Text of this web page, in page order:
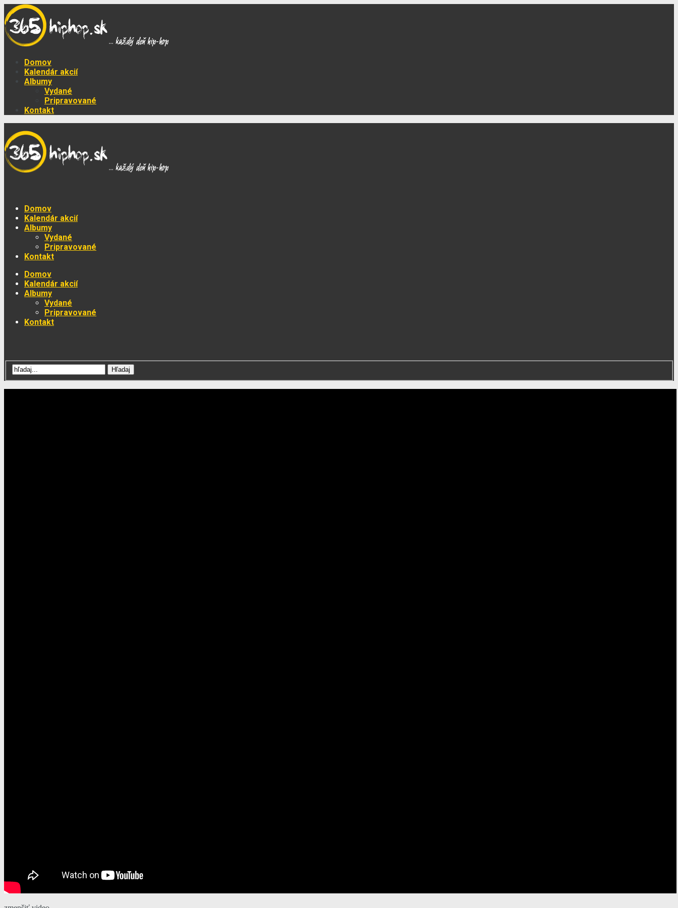
Domov
Kalendár akcií
Albumy
Vydané
Pripravované
Kontakt
Domov
Kalendár akcií
Albumy
Vydané
Pripravované
Kontakt
Domov
Kalendár akcií
Albumy
Vydané
Pripravované
Kontakt